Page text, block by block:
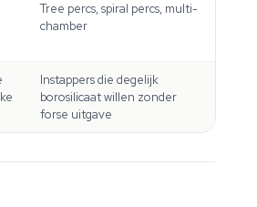
Tree percs, spiral percs, multi-
chamber
Instappers die degelijk
borosilicaat willen zonder
forse uitgave